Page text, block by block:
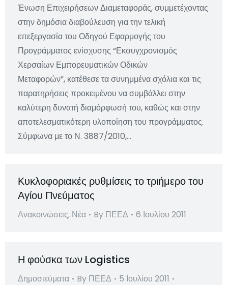
Ένωση Επιχειρήσεων Διαμεταφοράς, συμμετέχοντας
στην δημόσια διαβούλευση για την τελική
επεξεργασία του Οδηγού Εφαρμογής του
Προγράμματος ενίσχυσης “Εκσυγχρονισμός
Χερσαίων Εμπορευματικών Οδικών
Μεταφορών”, κατέθεσε τα συνημμένα σχόλια και τις
παρατηρήσεις προκειμένου να συμβάλλει στην
καλύτερη δυνατή διαμόρφωσή του, καθώς και στην
αποτελεσματικότερη υλοποίηση του προγράμματος.
Σύμφωνα με το Ν. 3887/2010,…
Κυκλοφοριακές ρυθμίσεις το τριήμερο του
Αγίου Πνεύματος
Ανακοινώσεις, Νέα By ΠΕΕΔ 6 Ιουλίου 2011
Η φούσκα των Logistics
Δημοσιεύματα By ΠΕΕΔ
5 Ιουλίου 2011